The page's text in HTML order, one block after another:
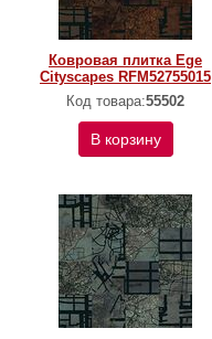
Ковровая плитка Ege
Cityscapes RFM52755015
Код товара:55502
В корзину